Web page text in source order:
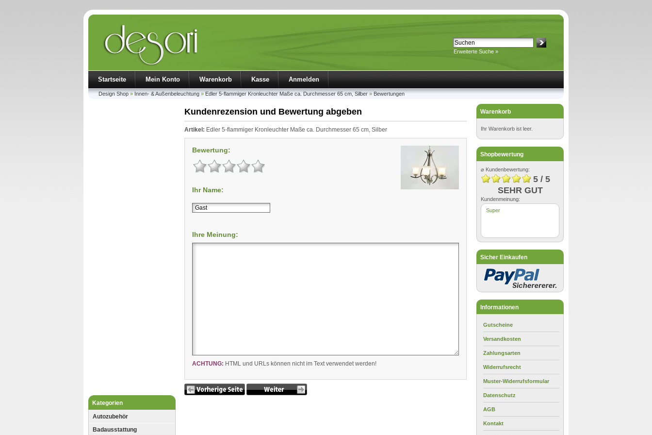
Erweiterte Suche »
Startseite Mein Konto Warenkorb Kasse Anmelden
Design Shop»Innen- & Außenbeleuchtung»Edler 5-flammiger Kronleuchter Maße ca. Durchmesser 65 cm, Silber»Bewertungen
Kategorien
Autozubehör
Badausstattung
Kundenrezension und Bewertung abgeben
Artikel: Edler 5-flammiger Kronleuchter Maße ca. Durchmesser 65 cm, Silber
Bewertung:
Ihr Name:
Ihre Meinung:
ACHTUNG: HTML und URLs können nicht im Text verwendet werden!
Warenkorb
Ihr Warenkorb ist leer.
Shopbewertung
⌀ Kundenbewertung:
5 / 5
SEHR GUT
Kundenmeinung:
Super
Sicher Einkaufen
Informationen
Gutscheine
Versandkosten
Zahlungsarten
Widerrufsrecht
Muster-Widerrufsformular
Datenschutz
AGB
Kontakt